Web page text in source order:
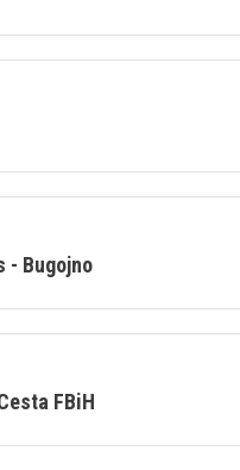
- Bugojno
FBiH